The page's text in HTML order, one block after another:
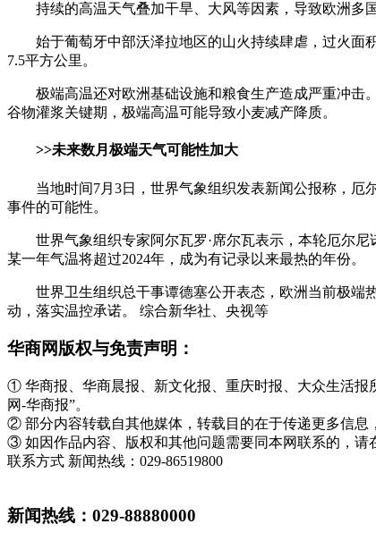
持续的高温天气叠加干旱、大风等因素，导致欧洲多
始于葡萄牙中部沃泽拉地区的山火持续肆虐，过火面
7.5平方公里。
极端高温还对欧洲基础设施和粮食生产造成严重冲击
谷物灌浆关键期，极端高温可能导致小麦减产降质。
>>未来数月极端天气可能性加大
当地时间7月3日，世界气象组织发表新闻公报称，
事件的可能性。
世界气象组织专家阿尔瓦罗·席尔瓦表示，本轮厄尔
某一年气温将超过2024年，成为有记录以来最热的年份。
世界卫生组织总干事谭德塞公开表态，欧洲当前极端
动，落实温控承诺。 综合新华社、央视等
华商网版权与免责声明：
① 华商报、华商晨报、新文化报、重庆时报、大众生活报
网-华商报”。
② 部分内容转载自其他媒体，转载目的在于传递更多信息
③ 如因作品内容、版权和其他问题需要同本网联系的，请
联系方式 新闻热线：029-86519800
新闻热线：029-88880000